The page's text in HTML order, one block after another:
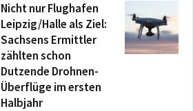
Nicht nur Flughafen
Leipzig/Halle als Ziel:
Sachsens Ermittler
zählten schon
Dutzende Drohnen-
Überflüge im ersten
Halbjahr